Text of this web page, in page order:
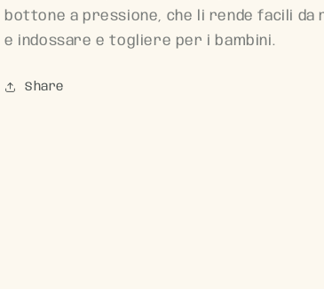
bottone a pressione, che li rende facili da
e indossare e togliere per i bambini.
Share